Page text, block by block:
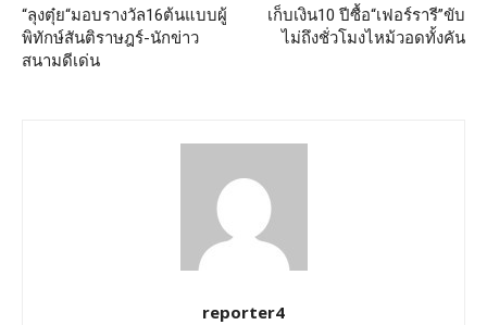
“ลุงตุ๋ย“มอบรางวัล16ต้นแบบผู้
พิทักษ์สันติราษฎร์-นักข่าว
สนามดีเด่น
เก็บเงิน10 ปีซื้อ“เฟอร์รารี”ขับ
ไม่ถึงชั่วโมงไหม้วอดทั้งคัน
reporter4